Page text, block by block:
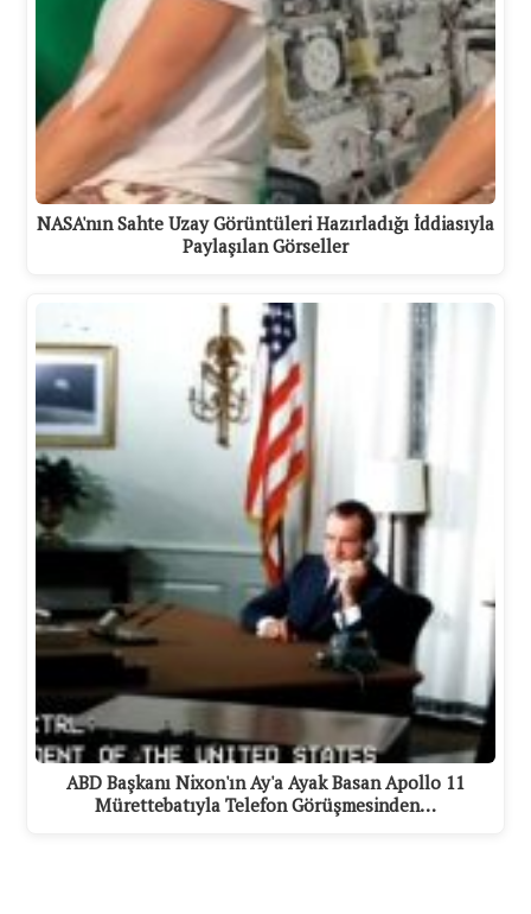
NASA'nın Sahte Uzay Görüntüleri Hazırladığı İddiasıyla
Paylaşılan Görseller
ABD Başkanı Nixon'ın Ay'a Ayak Basan Apollo 11
Mürettebatıyla Telefon Görüşmesinden…